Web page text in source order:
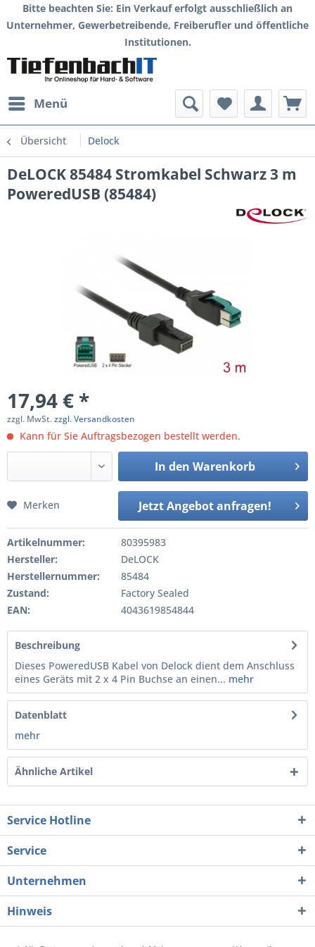
Bitte beachten Sie: Ein Verkauf erfolgt ausschließlich an
Unternehmer, Gewerbetreibende, Freiberufler und öffentliche
Institutionen.
Menü
Übersicht Delock
DeLOCK 85484 Stromkabel Schwarz 3 m
PoweredUSB (85484)
17,94 € *
zzgl. MwSt.zzgl. Versandkosten
Kann für Sie Auftragsbezogen bestellt werden.
In den Warenkorb
Jetzt Angebot anfragen!
Merken
Artikelnummer:
80395983
Hersteller:
DeLOCK
Herstellernummer:
85484
Zustand:
Factory Sealed
EAN:
4043619854844
Beschreibung
Dieses PoweredUSB Kabel von Delock dient dem Anschluss
eines Geräts mit 2 x 4 Pin Buchse an einen... mehr
Datenblatt
mehr
Ähnliche Artikel
Service Hotline
Service
Unternehmen
Hinweis